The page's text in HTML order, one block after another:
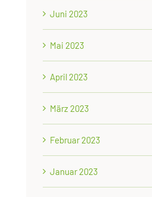
Juni 2023
Mai 2023
April 2023
März 2023
Februar 2023
Januar 2023